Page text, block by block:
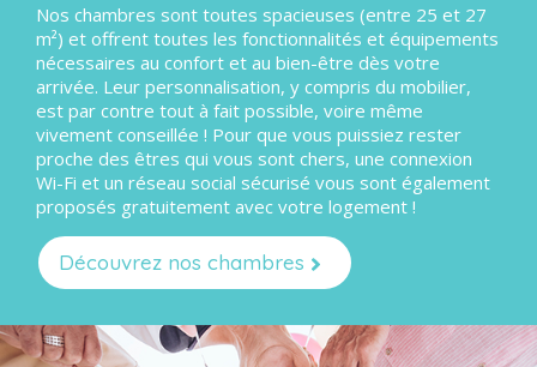
Nos chambres sont toutes spacieuses (entre 25 et 27
m²) et offrent toutes les fonctionnalités et équipements
nécessaires au confort et au bien-être dès votre
arrivée. Leur personnalisation, y compris du mobilier,
est par contre tout à fait possible, voire même
vivement conseillée ! Pour que vous puissiez rester
proche des êtres qui vous sont chers, une connexion
Wi-Fi et un réseau social sécurisé vous sont également
proposés gratuitement avec votre logement !
Découvrez nos chambres